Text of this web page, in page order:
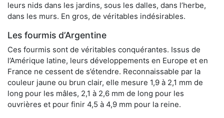
leurs nids dans les jardins, sous les dalles, dans l’herbe,
dans les murs. En gros, de véritables indésirables.
Les fourmis d’Argentine
Ces fourmis sont de véritables conquérantes. Issus de
l’Amérique latine, leurs développements en Europe et en
France ne cessent de s’étendre. Reconnaissable par la
couleur jaune ou brun clair, elle mesure 1,9 à 2,1 mm de
long pour les mâles, 2,1 à 2,6 mm de long pour les
ouvrières et pour finir 4,5 à 4,9 mm pour la reine.